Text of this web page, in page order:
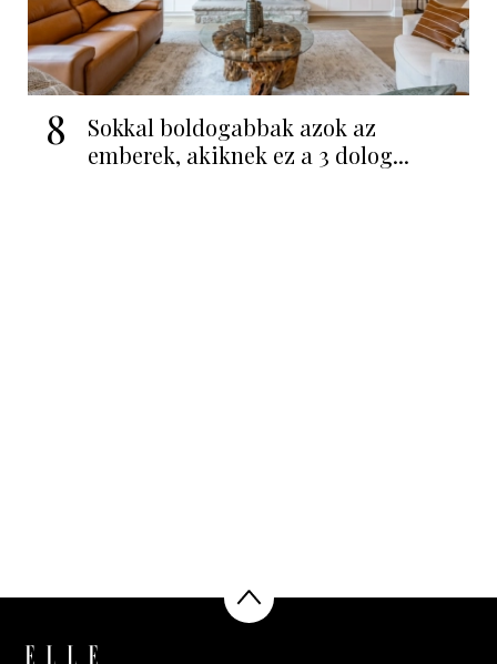
8
Sokkal boldogabbak azok az
emberek, akiknek ez a 3 dolog...